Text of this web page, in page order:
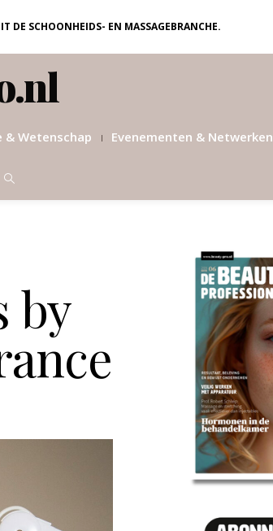
DE SCHOONHEIDS- EN MASSAGEBRANCHE.
& Wetenschap Evenementen & Netwerken
by